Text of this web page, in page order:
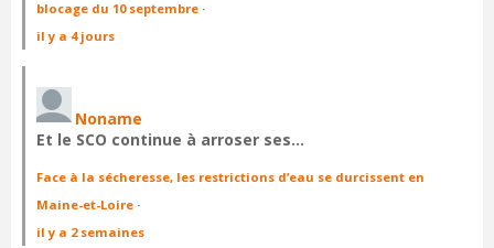
blocage du 10 septembre ·
il y a 4 jours
Noname
Et le SCO continue à arroser ses…
Face à la sécheresse, les restrictions d’eau se durcissent en
Maine-et-Loire ·
il y a 2 semaines